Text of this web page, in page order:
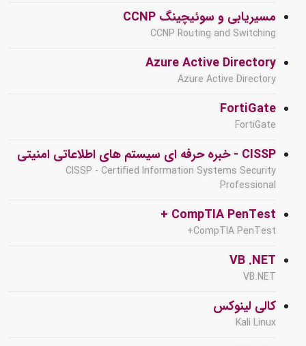
مسیریابی و سوئیچینگ CCNP
CCNP Routing and Switching
Azure Active Directory
Azure Active Directory
FortiGate
FortiGate
CISSP - خبره حرفه ای سیستم های اطلاعاتی امنیتی
CISSP - Certified Information Systems Security
Professional
CompTIA PenTest +
CompTIA PenTest+
VB .NET
VB.NET
کالی لینوکس
Kali Linux